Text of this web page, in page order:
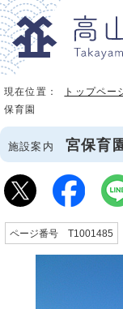
現在位置： トップペー
保育園
施設案内 宮保育
ページ番号 T1001485